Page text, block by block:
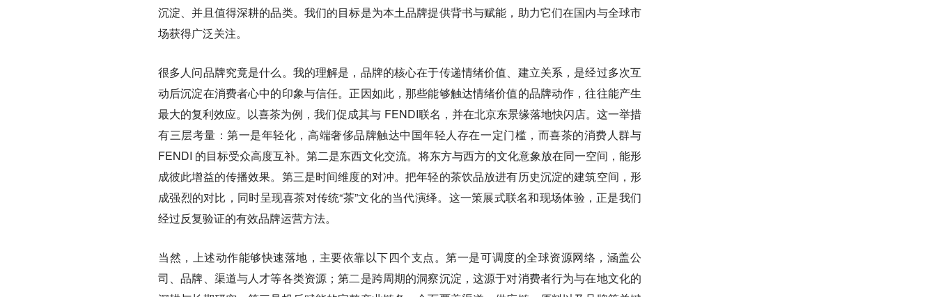
沉淀、并且值得深耕的品类。我们的目标是为本土品牌提供背书与赋能，助力它们在国内与全球市
场获得广泛关注。
很多人问品牌究竟是什么。我的理解是，品牌的核心在于传递情绪价值、建立关系，是经过多次互
动后沉淀在消费者心中的印象与信任。正因如此，那些能够触达情绪价值的品牌动作，往往能产生
最大的复利效应。以喜茶为例，我们促成其与 FENDI联名，并在北京东景缘落地快闪店。这一举措
有三层考量：第一是年轻化，高端奢侈品牌触达中国年轻人存在一定门槛，而喜茶的消费人群与
FENDI 的目标受众高度互补。第二是东西文化交流。将东方与西方的文化意象放在同一空间，能形
成彼此增益的传播效果。第三是时间维度的对冲。把年轻的茶饮品放进有历史沉淀的建筑空间，形
成强烈的对比，同时呈现喜茶对传统“茶”文化的当代演绎。这一策展式联名和现场体验，正是我们
经过反复验证的有效品牌运营方法。
当然，上述动作能够快速落地，主要依靠以下四个支点。第一是可调度的全球资源网络，涵盖公
司、品牌、渠道与人才等各类资源；第二是跨周期的洞察沉淀，这源于对消费者行为与在地文化的